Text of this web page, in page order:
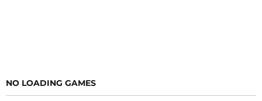
NO LOADING GAMES